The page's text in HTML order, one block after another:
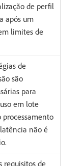
de perfil
após um
limites de
de
são
para
em lote
processamento
não é
requisitos de